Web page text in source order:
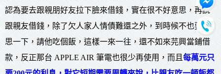
認為要去跟親朋好友拉下臉來借錢，實在很不好意思，再說
跟親友借錢，除了欠人家人情債難還之外，到時候不也要意
思一下，請他吃個飯，這樣一來一往，還不如來芫興當鋪借
款，反正那台 APPLE AIR 筆電也很少再使用，而且 每萬元只